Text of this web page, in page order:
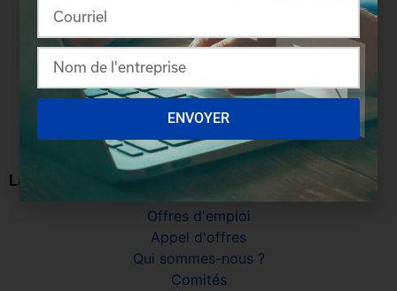
Sarah Vertefeuille
Chambre de commerce et d'industrie de Québec
418 692-3853, poste 234
svertefeuille@cciquebec.ca
La Chambre
Offres d'emploi
Appel d'offres
Qui sommes-nous ?
Comités
ENVOYER